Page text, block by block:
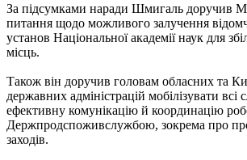
За підсумками наради Шмигаль доручив
питання щодо можливого залучення
установ Національної академії наук для
місць.
Також він доручив головам обласних та
державних адміністрацій мобілізувати всі
ефективну комунікацію й координацію
Держпродспоживслужбою, зокрема про
заходів.